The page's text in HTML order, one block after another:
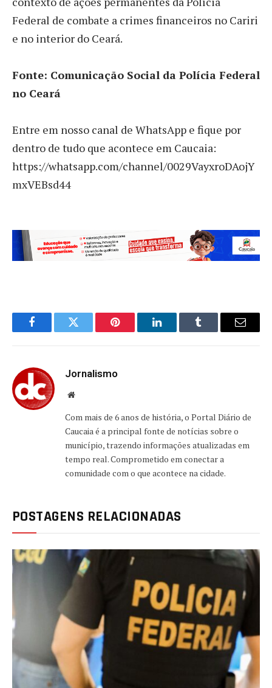
Federal de combate a crimes financeiros no Cariri
e no interior do Ceará.
Fonte: Comunicação Social da Polícia Federal
no Ceará
Entre em nosso canal de WhatsApp e fique por
dentro de tudo que acontece em Caucaia:
https://whatsapp.com/channel/0029VayxroDAojY
mxVEBsd44
FacebookTwitter Pinterest LinkedInTumblr Email
Jornalismo
Website
Com mais de 6 anos de história, o Portal Diário de
Caucaia é a principal fonte de notícias sobre o
município, trazendo informações atualizadas em
tempo real. Comprometido em conectar a
comunidade com o que acontece na cidade.
POSTAGENS RELACIONADAS